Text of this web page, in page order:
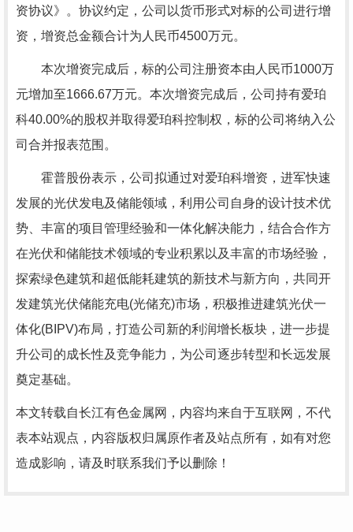
资协议》。协议约定，公司以货币形式对标的公司进行增
资，增资总金额合计为人民币4500万元。
本次增资完成后，标的公司注册资本由人民币1000万
元增加至1666.67万元。本次增资完成后，公司持有爱珀
科40.00%的股权并取得爱珀科控制权，标的公司将纳入公
司合并报表范围。
霍普股份表示，公司拟通过对爱珀科增资，进军快速
发展的光伏发电及储能领域，利用公司自身的设计技术优
势、丰富的项目管理经验和一体化解决能力，结合合作方
在光伏和储能技术领域的专业积累以及丰富的市场经验，
探索绿色建筑和超低能耗建筑的新技术与新方向，共同开
发建筑光伏储能充电(光储充)市场，积极推进建筑光伏一
体化(BIPV)布局，打造公司新的利润增长板块，进一步提
升公司的成长性及竞争能力，为公司逐步转型和长远发展
奠定基础。
本文转载自长江有色金属网，内容均来自于互联网，不代
表本站观点，内容版权归属原作者及站点所有，如有对您
造成影响，请及时联系我们予以删除！